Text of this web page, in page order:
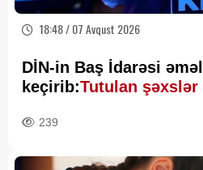
18:48 / 07 Avqust 2026
DİN-in Baş İdarəsi
keçirib:Tutulan
239